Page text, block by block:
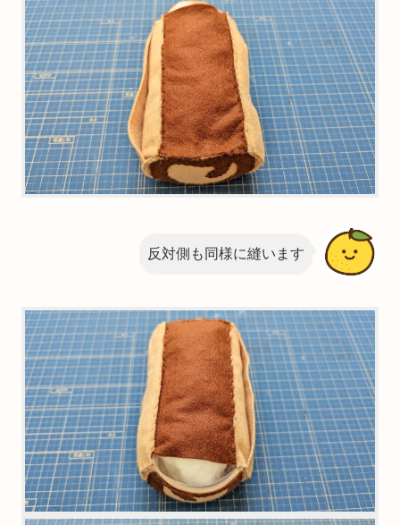
反対側も同様に縫います